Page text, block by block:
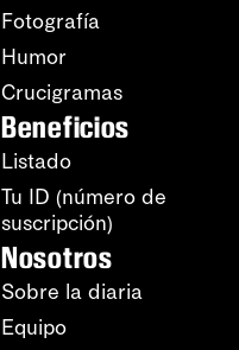
Fotografía
Humor
Crucigramas
Beneficios
Listado
Tu ID (número de
suscripción)
Nosotros
Sobre la diaria
Equipo